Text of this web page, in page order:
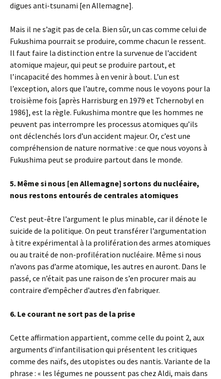
digues anti-tsunami [en Allemagne].
Mais il ne s’agit pas de cela. Bien sûr, un cas comme celui de
Fukushima pourrait se produire, comme chacun le ressent.
Il faut faire la distinction entre la survenue de l’accident
atomique majeur, qui peut se produire partout, et
l’incapacité des hommes à en venir à bout. L’un est
l’exception, alors que l’autre, comme nous le voyons pour la
troisième fois [après Harrisburg en 1979 et Tchernobyl en
1986], est la règle. Fukushima montre que les hommes ne
peuvent pas interrompre les processus atomiques qu’ils
ont déclenchés lors d’un accident majeur. Or, c’est une
compréhension de nature normative : ce que nous voyons à
Fukushima peut se produire partout dans le monde.
5. Même si nous [en Allemagne] sortons du nucléaire,
nous restons entourés de centrales atomiques
C’est peut-être l’argument le plus minable, car il dénote le
suicide de la politique. On peut transférer l’argumentation
à titre expérimental à la prolifération des armes atomiques
ou au traité de non-profilération nucléaire. Même si nous
n’avons pas d’arme atomique, les autres en auront. Dans le
passé, ce n’était pas une raison de s’en procurer mais au
contraire d’empêcher d’autres d’en fabriquer.
6. Le courant ne sort pas de la prise
Cette affirmation appartient, comme celle du point 2, aux
arguments d’infantilisation qui présentent les critiques
comme des naïfs, des utopistes ou des nantis. Variante de la
phrase : « les légumes ne poussent pas chez Aldi, mais dans